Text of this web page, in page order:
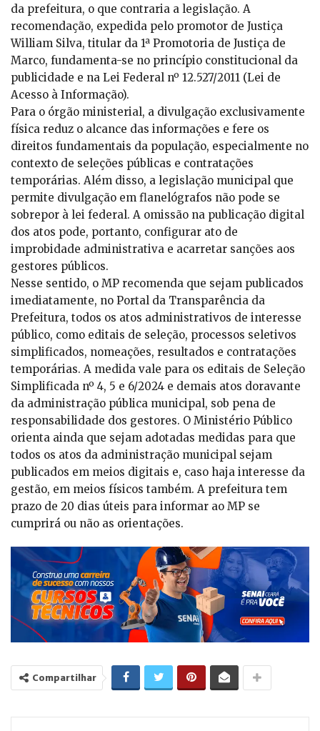
da prefeitura, o que contraria a legislação. A
recomendação, expedida pelo promotor de Justiça
William Silva, titular da 1ª Promotoria de Justiça de
Marco, fundamenta-se no princípio constitucional da
publicidade e na Lei Federal nº 12.527/2011 (Lei de
Acesso à Informação).
Para o órgão ministerial, a divulgação exclusivamente
física reduz o alcance das informações e fere os
direitos fundamentais da população, especialmente no
contexto de seleções públicas e contratações
temporárias. Além disso, a legislação municipal que
permite divulgação em flanelógrafos não pode se
sobrepor à lei federal. A omissão na publicação digital
dos atos pode, portanto, configurar ato de
improbidade administrativa e acarretar sanções aos
gestores públicos.
Nesse sentido, o MP recomenda que sejam publicados
imediatamente, no Portal da Transparência da
Prefeitura, todos os atos administrativos de interesse
público, como editais de seleção, processos seletivos
simplificados, nomeações, resultados e contratações
temporárias. A medida vale para os editais de Seleção
Simplificada nº 4, 5 e 6/2024 e demais atos doravante
da administração pública municipal, sob pena de
responsabilidade dos gestores. O Ministério Público
orienta ainda que sejam adotadas medidas para que
todos os atos da administração municipal sejam
publicados em meios digitais e, caso haja interesse da
gestão, em meios físicos também. A prefeitura tem
prazo de 20 dias úteis para informar ao MP se
cumprirá ou não as orientações.
Compartilhar